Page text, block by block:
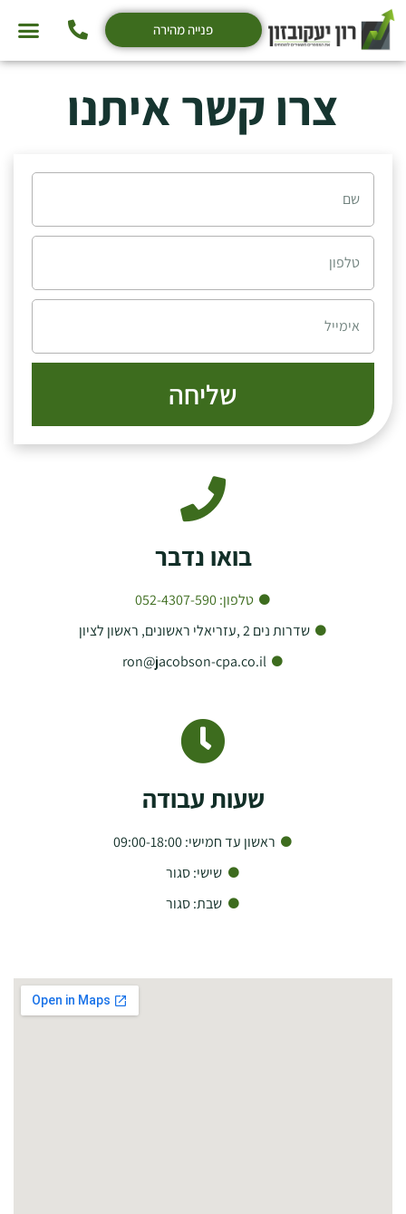
פנייה מהירה
צרו קשר איתנו
בואו נדבר
טלפון: 052-4307-590
שדרות נים 2 ,עזריאלי ראשונים, ראשון לציון
ron@jacobson-cpa.co.il
שעות עבודה
ראשון עד חמישי: 09:00-18:00
שישי: סגור
שבת: סגור
שליחה